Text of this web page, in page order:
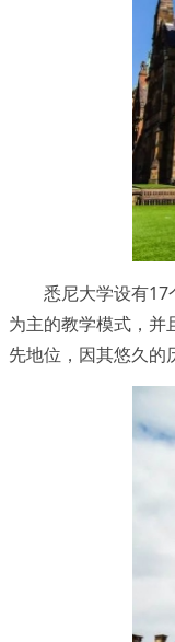
Coast
悉尼大学设有
为主的教学模式，并
先地位，因其悠久的